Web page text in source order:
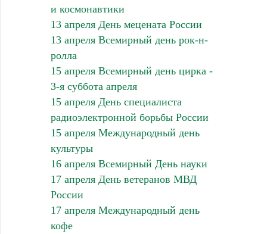
и космонавтики
13 апреля День мецената России
13 апреля Всемирный день рок-н-
ролла
15 апреля Всемирный день цирка -
3-я суббота апреля
15 апреля День специалиста
радиоэлектронной борьбы России
15 апреля Международный день
культуры
16 апреля Всемирный День науки
17 апреля День ветеранов МВД
России
17 апреля Международный день
кофе